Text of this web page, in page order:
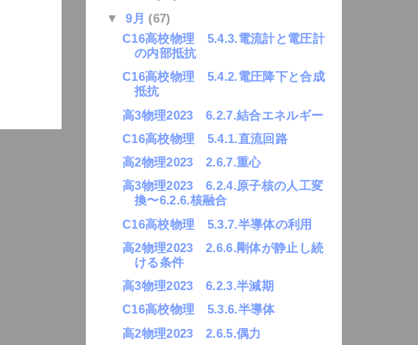
▼9月 (67)
C16高校物理 5.4.3.電流計と電圧計
の内部抵抗
C16高校物理 5.4.2.電圧降下と合成
抵抗
高3物理2023 6.2.7.結合エネルギー
C16高校物理 5.4.1.直流回路
高2物理2023 2.6.7.重心
高3物理2023 6.2.4.原子核の人工変
換〜6.2.6.核融合
C16高校物理 5.3.7.半導体の利用
高2物理2023 2.6.6.剛体が静止し続
ける条件
高3物理2023 6.2.3.半減期
C16高校物理 5.3.6.半導体
高2物理2023 2.6.5.偶力